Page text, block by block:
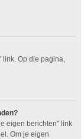
Op die pagina,
eigen berichten" link
Om je eigen